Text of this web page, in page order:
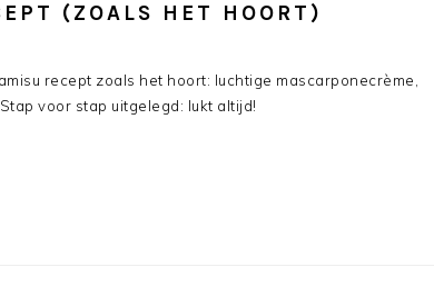
(ZOALS HET HOORT)
recept zoals het hoort: luchtige mascarponecrème,
voor stap uitgelegd: lukt altijd!